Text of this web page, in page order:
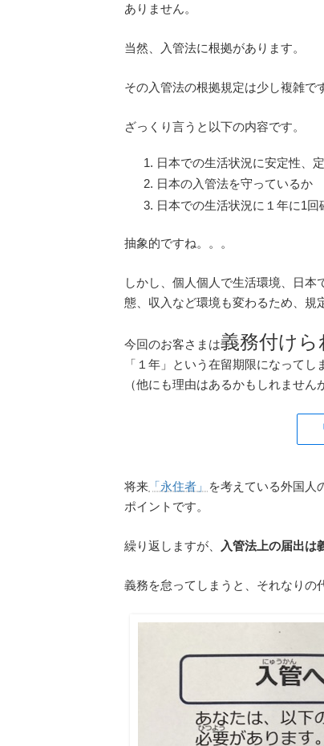
ありません。
当然、入管法に根拠があります。
その入管法の根拠規定は少し複雑で
ざっくり言うと以下の内容です。
日本での生活状況に安定性、
日本の入管法を守っているか
日本での生活状況に１年に1
抽象的ですね。。。
しかし、個人個人で生活環境、日
態、収入など環境も変わるため、規
今回のお客さまは義務付けら
「１年」という在留期限になってし
（他にも理由はあるかもしれません
将来 「永住者」 を考えている外国人
ポイントです。
繰り返しますが、 入管法上の届出は
義務を怠ってしまうと、それなりの